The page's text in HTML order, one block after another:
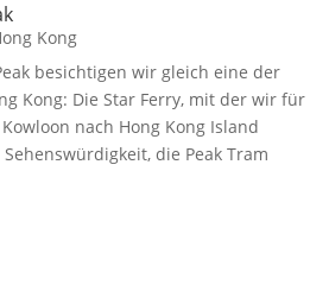
Kong
besichtigen wir gleich eine der
Kong: Die Star Ferry, mit der wir für
nach Hong Kong Island
die Peak Tram